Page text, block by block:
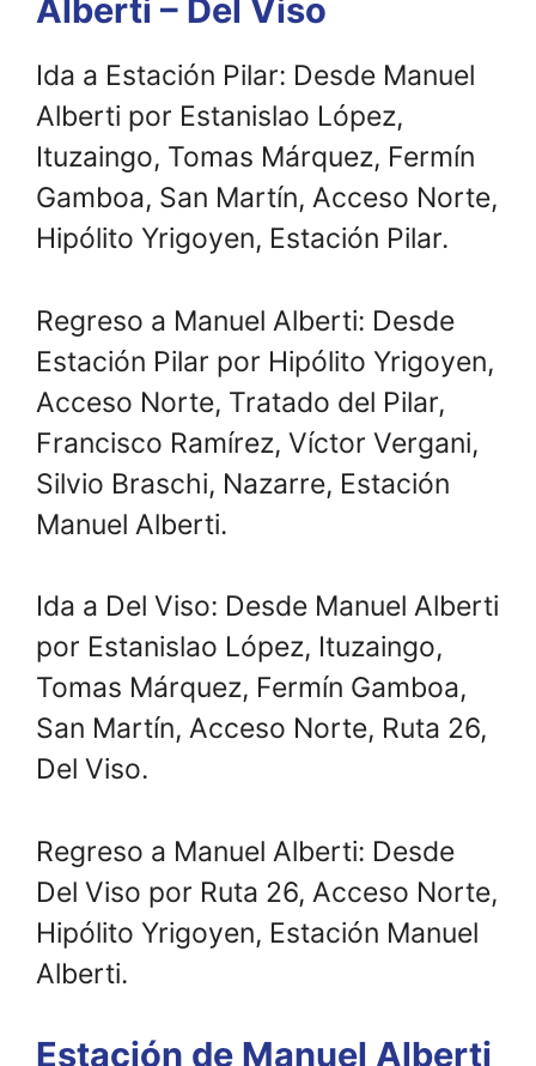
Alberti – Del Viso
Ida a Estación Pilar: Desde Manuel
Alberti por Estanislao López,
Ituzaingo, Tomas Márquez, Fermín
Gamboa, San Martín, Acceso Norte,
Hipólito Yrigoyen, Estación Pilar.
Regreso a Manuel Alberti: Desde
Estación Pilar por Hipólito Yrigoyen,
Acceso Norte, Tratado del Pilar,
Francisco Ramírez, Víctor Vergani,
Silvio Braschi, Nazarre, Estación
Manuel Alberti.
Ida a Del Viso: Desde Manuel Alberti
por Estanislao López, Ituzaingo,
Tomas Márquez, Fermín Gamboa,
San Martín, Acceso Norte, Ruta 26,
Del Viso.
Regreso a Manuel Alberti: Desde
Del Viso por Ruta 26, Acceso Norte,
Hipólito Yrigoyen, Estación Manuel
Alberti.
Estación de Manuel Alberti